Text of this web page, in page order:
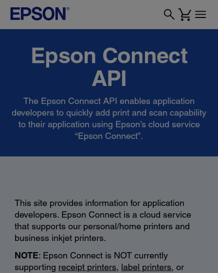
Epson Connect
API
The Epson Connect API enables application
developers to quickly add print and scan capability
to their application using Epson’s cloud service
“Epson Connect”.
This site provides information for application
developers. Epson Connect is a cloud service
that supports our personal/home printers and
business inkjet printers.
NOTE: Epson Connect is NOT currently
supporting receipt printers, label printers, or